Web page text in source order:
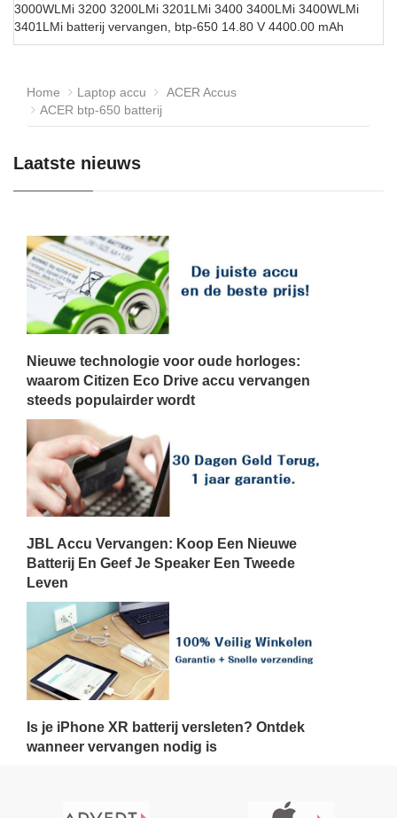
3000WLMi 3200 3200LMi 3201LMi 3400 3400LMi 3400WLMi
3401LMi batterij vervangen, btp-650 14.80 V 4400.00 mAh
Home Laptop accu
ACER Accus
ACER btp-650 batterij
Laatste nieuws
Nieuwe technologie voor oude horloges:
waarom Citizen Eco Drive accu vervangen
steeds populairder wordt
JBL Accu Vervangen: Koop Een Nieuwe
Batterij En Geef Je Speaker Een Tweede
Leven
Is je iPhone XR batterij versleten? Ontdek
wanneer vervangen nodig is